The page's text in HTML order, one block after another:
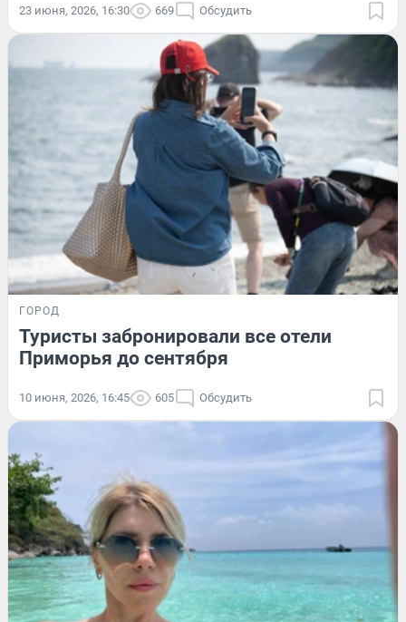
23 июня, 2026, 16:30 669 Обсудить
ГОРОД
Туристы забронировали все отели
Приморья до сентября
10 июня, 2026, 16:45 605 Обсудить